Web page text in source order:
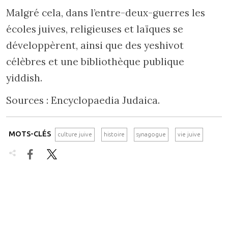
Malgré cela, dans l’entre-deux-guerres les
écoles juives, religieuses et laïques se
développèrent, ainsi que des yeshivot
célèbres et une bibliothèque publique
yiddish.
Sources : Encyclopaedia Judaica.
MOTS-CLÉS culture juive histoire synagogue vie juive
 